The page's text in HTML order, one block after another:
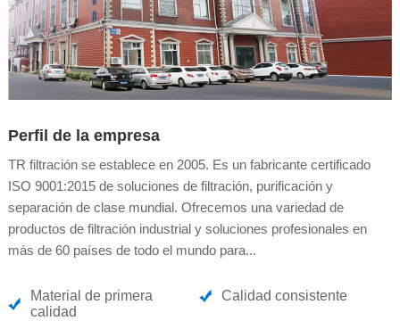
Perfil de la empresa
TR filtración se establece en 2005. Es un fabricante certificado
ISO 9001:2015 de soluciones de filtración, purificación y
separación de clase mundial. Ofrecemos una variedad de
productos de filtración industrial y soluciones profesionales en
más de 60 países de todo el mundo para...
Material de primera
calidad
Calidad consistente